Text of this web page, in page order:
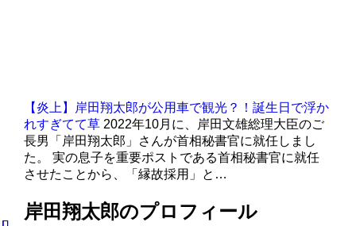
【炎上】岸田翔太郎が公用車で観光？！誕生日で浮か
れすぎてて草 2022年10月に、岸田文雄総理大臣のご
長男「岸田翔太郎」さんが首相秘書官に就任しまし
た。 実の息子を重要ポストである首相秘書官に就任
させたことから、「縁故採用」と…
岸田翔太郎のプロフィール